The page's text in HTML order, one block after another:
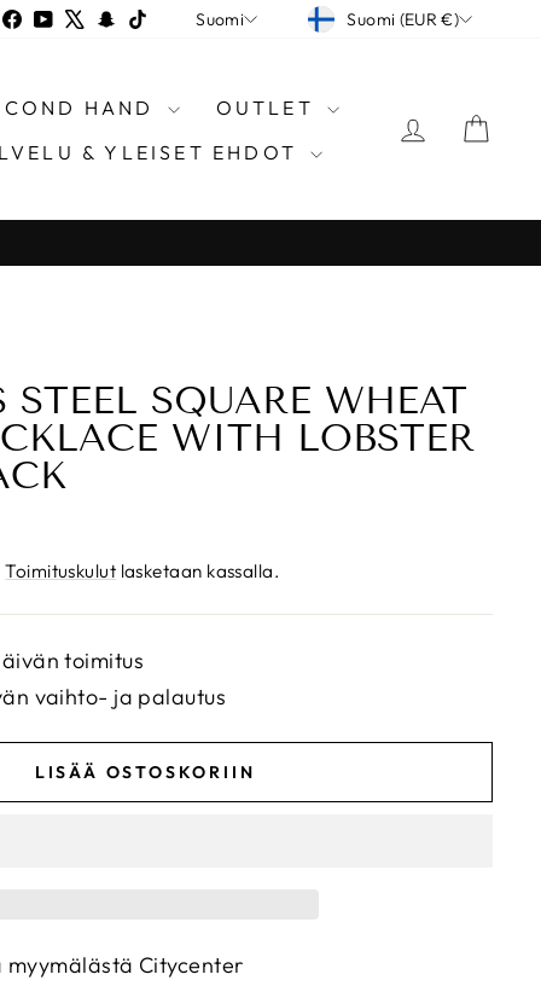
Facebook
YouTube Snapchat
TikTokKIELI
Suomi VALUUTTA
Suomi (EUR €)
HAND
OUTLET
& YLEISET EHDOT
STEEL SQUARE WHEAT
WITH LOBSTER
Toimituskulut lasketaan kassalla.
toimitus
vaihto- ja palautus
LISÄÄ OSTOSKORIIN
myymälästä Citycenter